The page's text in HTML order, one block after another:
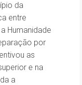
da
entre
Humanidade
por
as
e na
a